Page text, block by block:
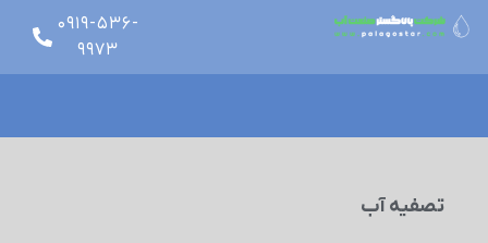
0919-536-
9973
تصفیه آب